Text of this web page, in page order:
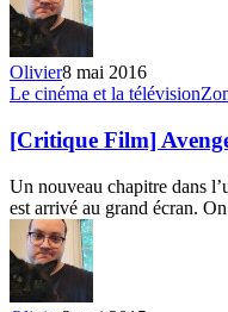
Olivier8 mai 2016
[Critique
Avengers
:
L’ère
d’Ultron
Le cinéma et la télévision
[Critique Film]
Un nouveau chapitre dans
est arrivé au grand écran.